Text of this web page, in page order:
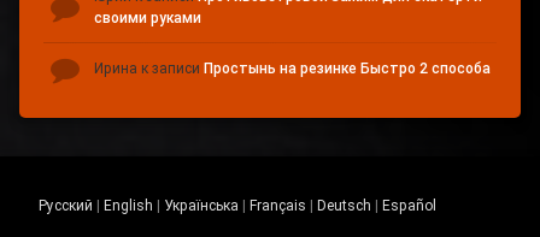
своими руками
Ирина к записи Простынь на резинке Быстро 2 способа
Русский | English | Українська | Français | Deutsch | Español